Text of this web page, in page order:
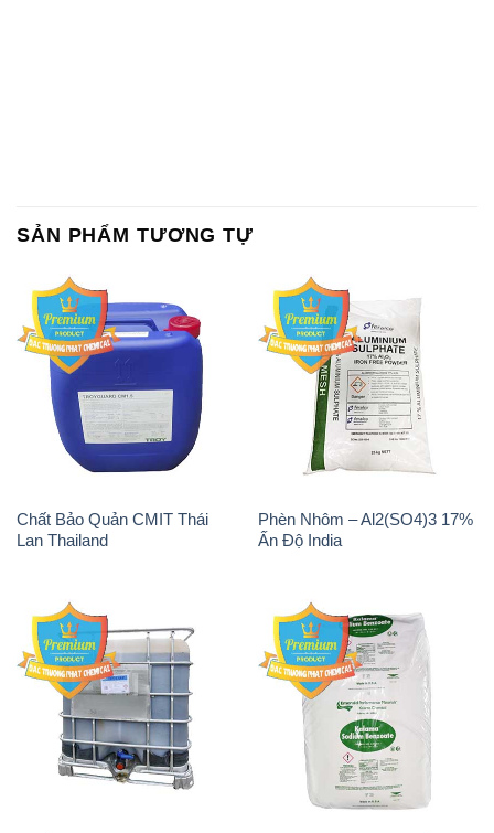
SẢN PHẨM TƯƠNG TỰ
Chất Bảo Quản CMIT Thái
Lan Thailand
Phèn Nhôm – Al2(SO4)3 17%
Ấn Độ India